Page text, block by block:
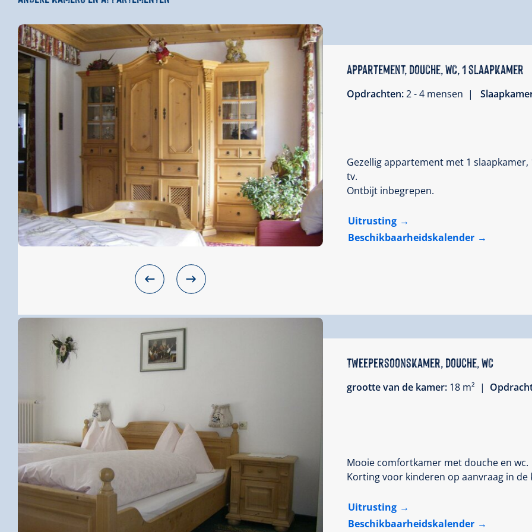
Appartement, douche, WC, 1 slaapkamer
Opdrachten:2 - 4 mensen |
Gezellig appartement met 1
tv.
Ontbijt inbegrepen.
Uitrusting
Beschikbaarheidskalender
Tweepersoonskamer, douche, WC
grootte van de kamer: 18 m² |
Mooie comfortkamer met douche en wc.
Korting voor kinderen op aanvraag in de
Uitrusting
Beschikbaarheidskalender